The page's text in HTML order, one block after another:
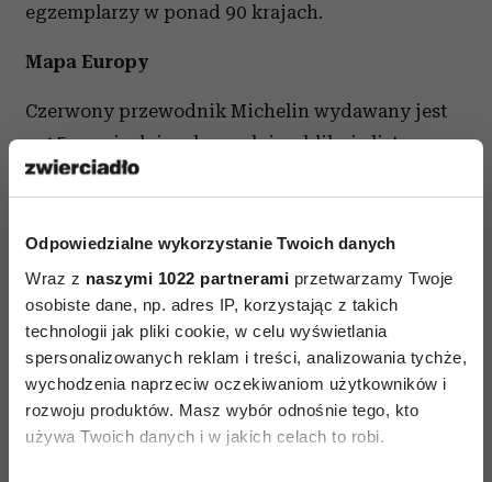
Odpowiedzialne wykorzystanie Twoich danych
Wraz z naszymi 1022 partnerami przetwarzamy Twoje
osobiste dane, np. adres IP, korzystając z takich
technologii jak pliki cookie, w celu wyświetlania
spersonalizowanych reklam i treści, analizowania tychże,
wychodzenia naprzeciw oczekiwaniom użytkowników i
rozwoju produktów. Masz wybór odnośnie tego, kto
używa Twoich danych i w jakich celach to robi.
egzemplarzy w ponad 90 krajach.
Mapa Europy
Czerwony przewodnik Michelin wydawany jest
w 15 wersjach językowych i publikuje listę
ponad 45 tys. hoteli i restauracji w całej Europie.
w pierwszą środę marca. Obok francuskiej wersji,
podstawowej, Michelin drukuje także wydania
lokalne kierowane do Holandii, Austrii, Belgii,
Luksemburga, Niemiec, Włoch, Portugalii,
Hiszpanii, Szwajcarii oraz Irlandii i Wielkiej
Brytanii. Od 30 lat wydawana jest także bardzo
prestiżowa edycja „Główne miasta Europy” (Main